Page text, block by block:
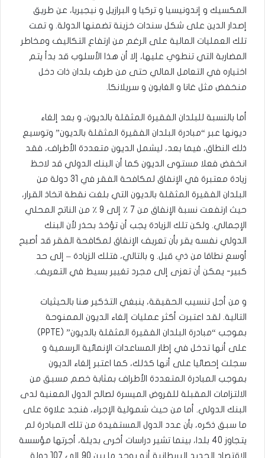
المكسيك و إندونيسيا و تركيا و البرازيل و نيجيريا، عن طريق
إصدار الدين على شكل سندات خزينة تضمنها الدولة. و تمت
تلك العمليات المالية على الرغم من ارتفاع التكاليف ومخاطر
المضاربة التي تنطوي عليها، إلا أن هذا الأسلوب قد بدأ يتم
اختياره في التعامل المالي حتى من طرف بلدان ذات دخل
منخفض مثل غانا و الغابون و سريلانكا.
أما بالنسبة للبلدان الفقيرة المثقلة بالديون، و بعد إلغاء
ديونها عبر “مبادرة البلدان الفقيرة المثقلة بالديون” وتوسيع
ذلك النطاق، فيما بعد، ليشمل الديون متعددة الأطراف، فقد
انخفض فعلا مستوى الديون كما أن البنك الدولي قد لاحظ
زيادة معتبرة في الإنفاق لمكافحة الفقر في 31 دولة من
البلدان الفقيرة المثقلة بالديون التي بلغت نقطة اتخاذ القرار،
حيث ارتفعت نسبة الإنفاق من 7 ٪ إلى 9 ٪ من الناتج المحلي
الإجمالي. ولكن تلك الزيادة يجب أن تؤخذ بحذر لأن البنك
الدولي نفسه يقر بأن تعريف الإنفاق لمكافحة الفقر قد أصبح
أوسع نطاقا من ذي قبل. و بالتالي، فتلك الزيادة – إلى حد
كبير- يمكن أن تعزى إلى مجرد تغيير بسيط في التعريف.
و من أجل تنسيب الحقيقة، ينبغي التذكير هنا بالحيثيات
التالية. لقد اعتبرت أكثر عمليات إلغاء الديون الممنوحة
بموجب “مبادرة البلدان الفقيرة المثقلة بالديون” (PPTE)
على أنها تدخل في إطار المساعدات الإنمائية الرسمية و
سجلت إحصائيا على أنها كذلك، كما اعتبر إلغاء الديون
بموجب المبادرة المتعددة الأطراف بمثابة خصم مسبق من
الالتزامات المقبلة للقروض الميسرة لصالح الدول المعنية لدى
البنك الدولي. أما من حيث شمولية الإجراء، فنجد علاوة على
ما سبق ذكره، بأن عدد الدول المستفيدة من تلك المبادرة لم
يتجاوز 40 بلدا، بينما تشير دراسات أخرى بديلة، أجرتها مؤسسة
الاقتصاد الجديد البريطانية أنه يوجد ما بين 90 إلى 107 دولة